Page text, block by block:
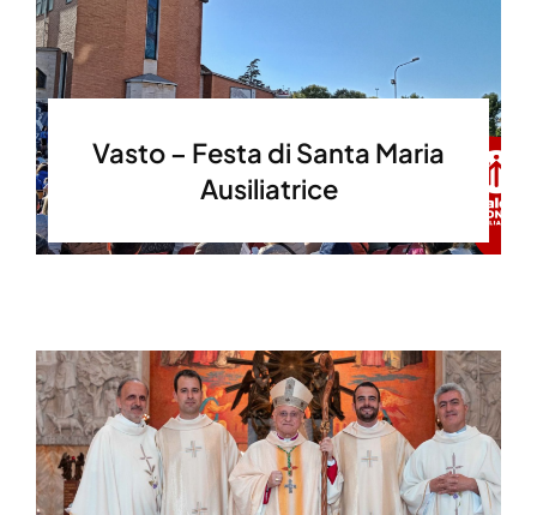
Vasto – Festa di Santa Maria
Ausiliatrice